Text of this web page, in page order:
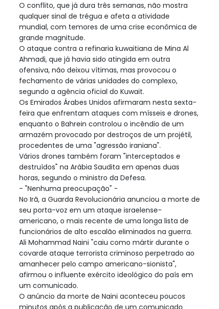
O conflito, que já dura três semanas, não mostra
qualquer sinal de trégua e afeta a atividade
mundial, com temores de uma crise econômica de
grande magnitude.
O ataque contra a refinaria kuwaitiana de Mina Al
Ahmadi, que já havia sido atingida em outra
ofensiva, não deixou vítimas, mas provocou o
fechamento de várias unidades do complexo,
segundo a agência oficial do Kuwait.
Os Emirados Árabes Unidos afirmaram nesta sexta-
feira que enfrentam ataques com mísseis e drones,
enquanto o Bahrein controlou o incêndio de um
armazém provocado por destroços de um projétil,
procedentes de uma "agressão iraniana".
Vários drones também foram "interceptados e
destruídos" na Arábia Saudita em apenas duas
horas, segundo o ministro da Defesa.
- "Nenhuma preocupação" -
No Irã, a Guarda Revolucionária anunciou a morte de
seu porta-voz em um ataque israelense-
americano, o mais recente de uma longa lista de
funcionários de alto escalão eliminados na guerra.
Ali Mohammad Naini "caiu como mártir durante o
covarde ataque terrorista criminoso perpetrado ao
amanhecer pelo campo americano-sionista",
afirmou o influente exército ideológico do país em
um comunicado.
O anúncio da morte de Naini aconteceu poucos